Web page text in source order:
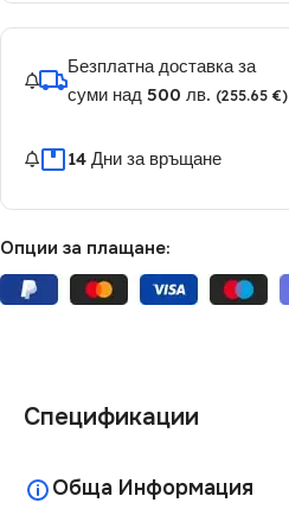
Безплатна доставка за
суми над 500 лв. (255.65 €)
14 Дни за връщане
Опции за плащане:
Спецификации
Обща Информация